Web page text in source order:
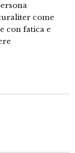
come
con fatica e